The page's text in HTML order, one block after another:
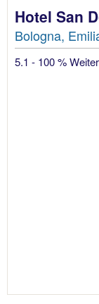
Hotel San
Bologna,
5.1 - 100 %